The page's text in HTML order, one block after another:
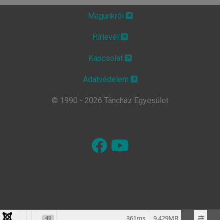
Magunkról
Hírlevél
Kapcsolat
Adatvédelem
© 1990 - 2026 Táncház Egyesület
49 9.429MB
361ms